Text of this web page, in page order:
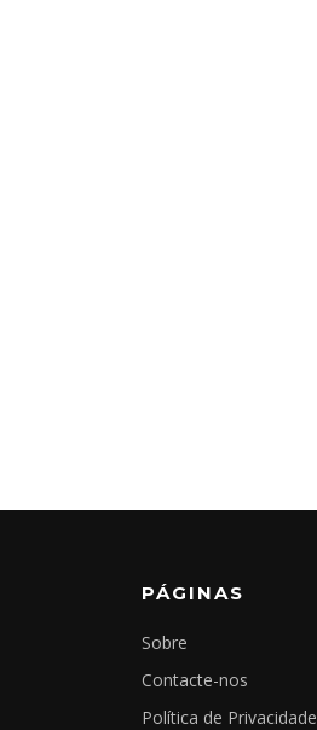
PÁGINAS
Sobre
Contacte-nos
Política de Privacidade